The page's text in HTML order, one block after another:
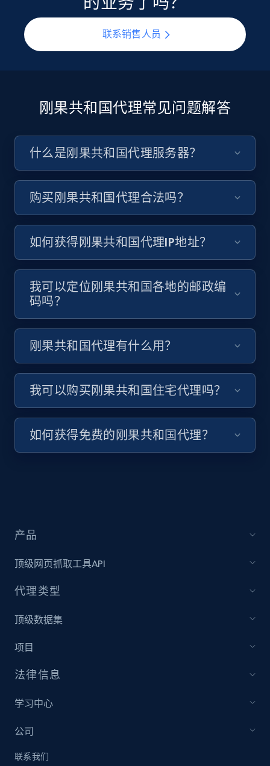
联系销售人员
刚果共和国代理常见问题解答
什么是刚果共和国代理服务器？
购买刚果共和国代理合法吗？
如何获得刚果共和国代理IP地址？
我可以定位刚果共和国各地的邮政编
码吗？
刚果共和国代理有什么用？
我可以购买刚果共和国住宅代理吗？
如何获得免费的刚果共和国代理？
产品
顶级网页抓取工具API
代理类型
顶级数据集
项目
法律信息
学习中心
公司
联系我们